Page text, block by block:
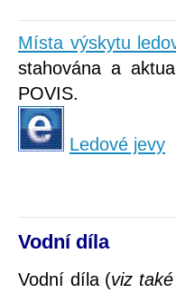
Místa výskytu
stahována a
POVIS.
Ledové jevy
Vodní díla
Vodní díla (viz